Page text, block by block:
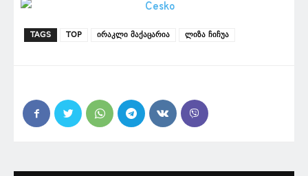
TAGS TOP ირაკლი მაქაცარია ლიზა ჩიჩუა